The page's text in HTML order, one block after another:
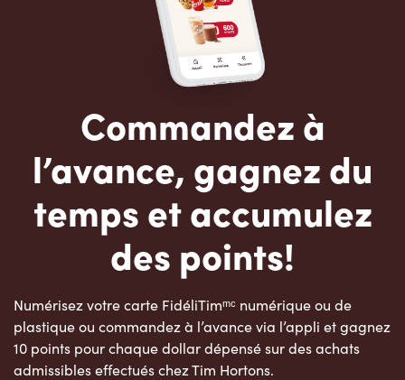
Commandez à
l’avance, gagnez du
temps et accumulez
des points!
Numérisez votre carte FidéliTimᵐᶜ numérique ou de
plastique ou commandez à l’avance via l’appli et gagnez
10 points pour chaque dollar dépensé sur des achats
admissibles effectués chez Tim Hortons.